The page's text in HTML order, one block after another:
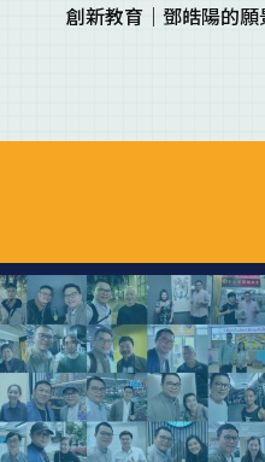
創新教育｜鄧皓陽的願